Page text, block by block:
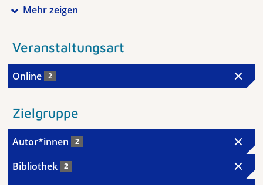
Mehr zeigen
Veranstaltungsart
Online 2
Zielgruppe
Autor*innen 2
Bibliothek 2